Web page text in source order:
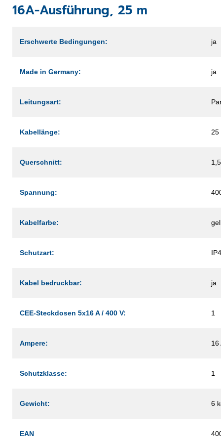
16A-Ausführung, 25 m
Erschwerte Bedingungen: ja
Made in Germany: ja
Leitungsart:
Kabellänge: 25
Querschnitt:
Spannung:
Kabelfarbe:
Schutzart:
Kabel bedruckbar: ja
CEE-Steckdosen 5x16 A / 400 V: 1
Ampere: 16
Schutzklasse: 1
Gewicht: 6
EAN